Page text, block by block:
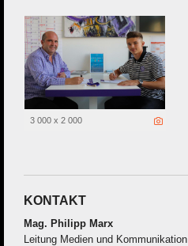
3 000 x 2 000
KONTAKT
Mag. Philipp Marx
Leitung Medien und Kommunikation